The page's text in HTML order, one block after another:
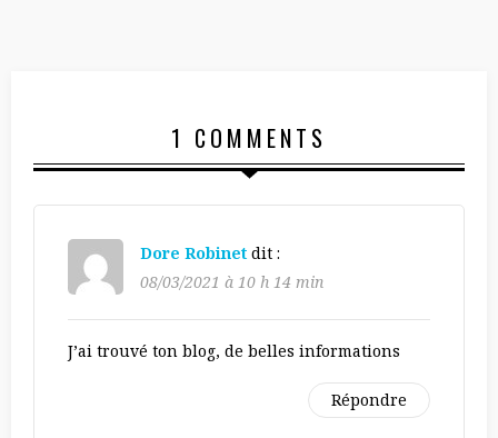
1 COMMENTS
Dore Robinet dit :
08/03/2021 à 10 h 14 min
J’ai trouvé ton blog, de belles informations
Répondre